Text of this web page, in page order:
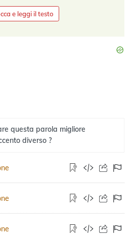
e leggi il testo
questa parola migliore
diverso ?